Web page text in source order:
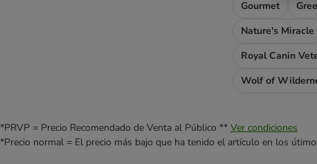
Gourmet
Nature's Miracle
Royal Canin
Wolf of
*PRVP = Precio Recomendado de Venta al Público ** Ver condiciones
*Precio normal = El precio más bajo que ha tenido el artículo en los